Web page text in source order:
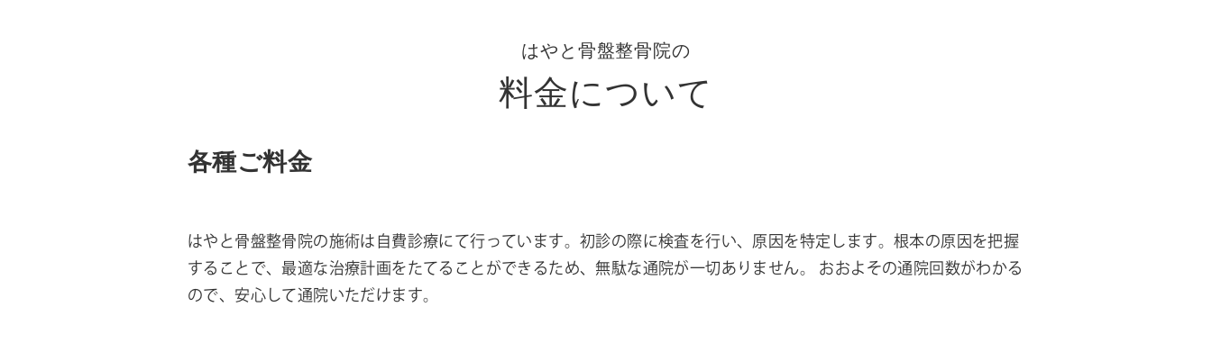
はやと骨盤整骨院の
料金について
各種ご料金
はやと骨盤整骨院の施術は自費診療にて行っています。初診の際に検査を行い、原因を特定します。根本の原因を把握
することで、最適な治療計画をたてることができるため、無駄な通院が一切ありません。 おおよその通院回数がわかる
ので、安心して通院いただけます。